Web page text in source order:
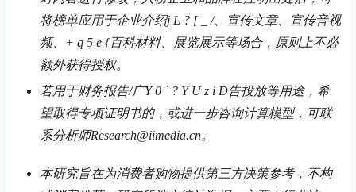
将榜单应用于企业介绍j L ? [ _ /、宣传文章、宣传音视
频、 + q 5 e {百科材料、展览展示等场合，原则上不必
额外获得授权。
若用于财务报告/广Y 0 ` ? Y U z i D告投放等用途，希
望取得专项证明书的，或进一步咨询计算模型，可联
系分析师Research@iimedia.cn。
本研究旨在为消费者购物提供第三方决策参考，不构